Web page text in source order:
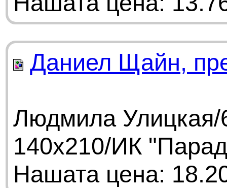
Даниел Щайн,
Людмила
140х210/ИК
Нашата цена: